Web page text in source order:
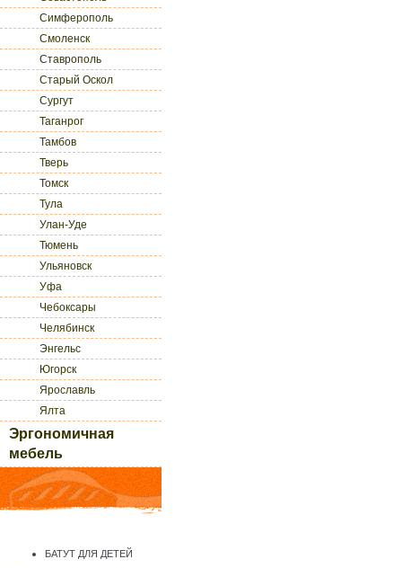
Симферополь
Смоленск
Ставрополь
Старый Оскол
Сургут
Таганрог
Тамбов
Тверь
Томск
Тула
Улан-Уде
Тюмень
Ульяновск
Уфа
Чебоксары
Челябинск
Энгельс
Югорск
Ярославль
Ялта
Эргономичная
мебель
БАТУТ ДЛЯ ДЕТЕЙ